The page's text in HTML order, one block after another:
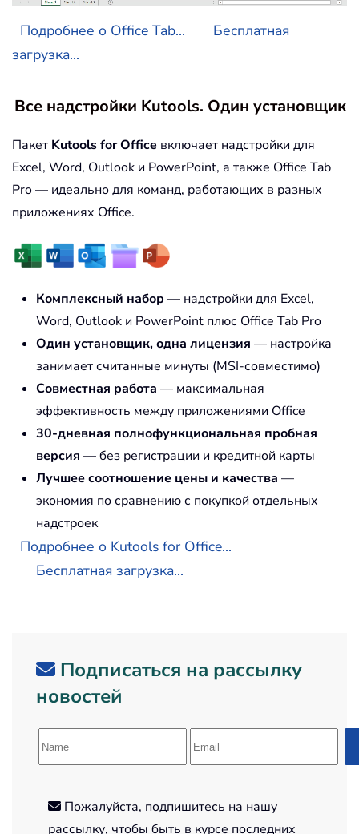
Подробнее о Office Tab...
Бесплатная
загрузка...
Все надстройки Kutools. Один установщик
Пакет Kutools for Office включает надстройки для
Excel, Word, Outlook и PowerPoint, а также Office Tab
Pro — идеально для команд, работающих в разных
приложениях Office.
Комплексный набор — надстройки для Excel,
Word, Outlook и PowerPoint плюс Office Tab Pro
Один установщик, одна лицензия — настройка
занимает считанные минуты (MSI-совместимо)
Совместная работа — максимальная
эффективность между приложениями Office
30-дневная полнофункциональная пробная
версия — без регистрации и кредитной карты
Лучшее соотношение цены и качества —
экономия по сравнению с покупкой отдельных
надстроек
Подробнее о Kutools for Office...
Бесплатная загрузка...
Подписаться на рассылку
новостей
Пожалуйста, подпишитесь на нашу
рассылку, чтобы быть в курсе последних